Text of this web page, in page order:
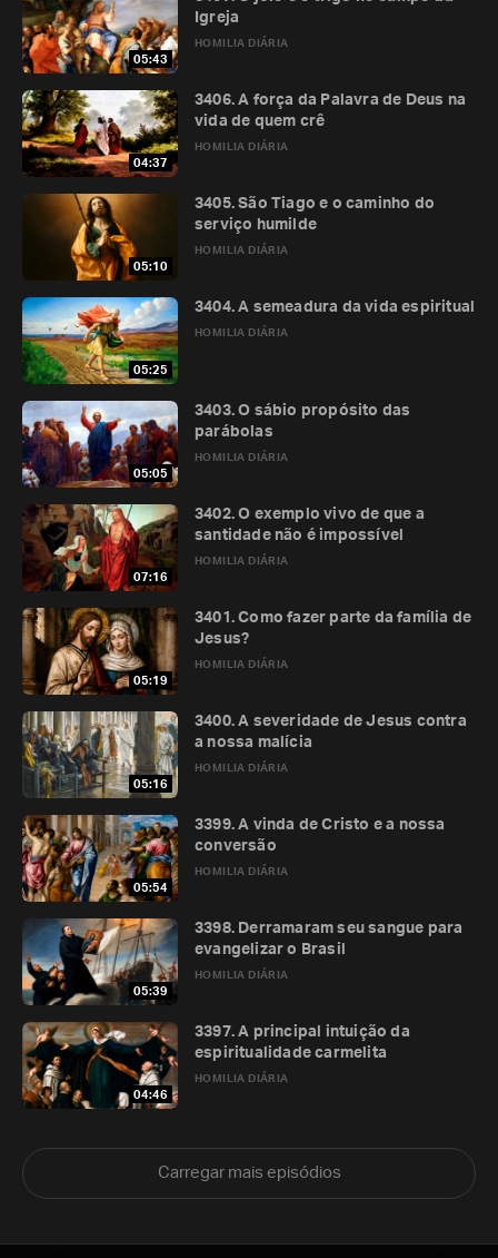
05:43
HOMILIA DIÁRIA
Igreja
04:37
HOMILIA DIÁRIA
3406. A força da Palavra de Deus na
vida de quem crê
05:10
HOMILIA DIÁRIA
3405. São Tiago e o caminho do
serviço humilde
05:25
HOMILIA DIÁRIA
3404. A semeadura da vida espiritual
05:05
HOMILIA DIÁRIA
3403. O sábio propósito das
parábolas
07:16
HOMILIA DIÁRIA
3402. O exemplo vivo de que a
santidade não é impossível
05:19
HOMILIA DIÁRIA
3401. Como fazer parte da família de
Jesus?
05:16
HOMILIA DIÁRIA
3400. A severidade de Jesus contra
a nossa malícia
05:54
HOMILIA DIÁRIA
3399. A vinda de Cristo e a nossa
conversão
05:39
HOMILIA DIÁRIA
3398. Derramaram seu sangue para
evangelizar o Brasil
04:46
HOMILIA DIÁRIA
3397. A principal intuição da
espiritualidade carmelita
Carregar mais episódios